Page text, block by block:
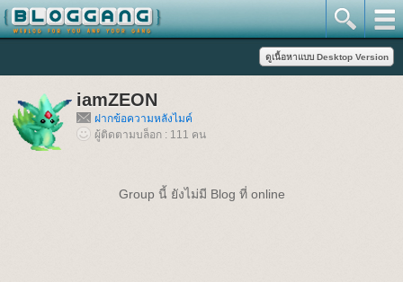
iamZEON
ฝากข้อความหลังไมค์
ผู้ติดตามบล็อก : 111 คน
Group นี้ ยังไม่มี Blog ที่ online